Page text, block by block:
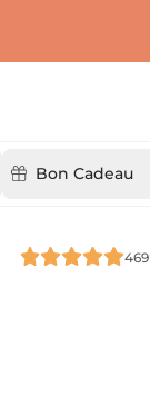
Bon Cadeau
469